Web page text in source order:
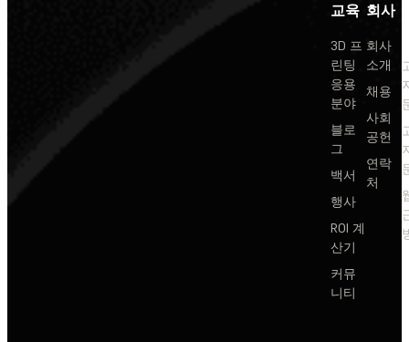
교육
3D 프
린팅
응용
분야
블로
그
백서
행사
ROI 계
산기
커뮤
니티
회사
회사
소개
채용
사회
공헌
연락
처